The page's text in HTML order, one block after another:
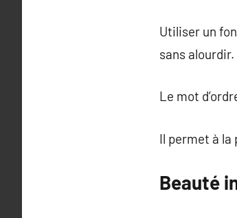
Utiliser un
sans alourdir.
Le mot
Il permet à la
Beauté